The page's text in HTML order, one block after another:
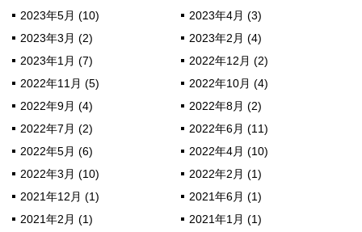
2023年5月 (10)
2023年4月 (3)
2023年3月 (2)
2023年2月 (4)
2023年1月 (7)
2022年12月 (2)
2022年11月 (5)
2022年10月 (4)
2022年9月 (4)
2022年8月 (2)
2022年7月 (2)
2022年6月 (11)
2022年5月 (6)
2022年4月 (10)
2022年3月 (10)
2022年2月 (1)
2021年12月 (1)
2021年6月 (1)
2021年2月 (1)
2021年1月 (1)